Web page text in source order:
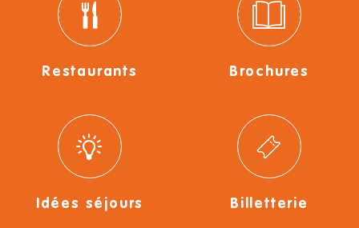
Restaurants Brochures
Idées séjours Billetterie